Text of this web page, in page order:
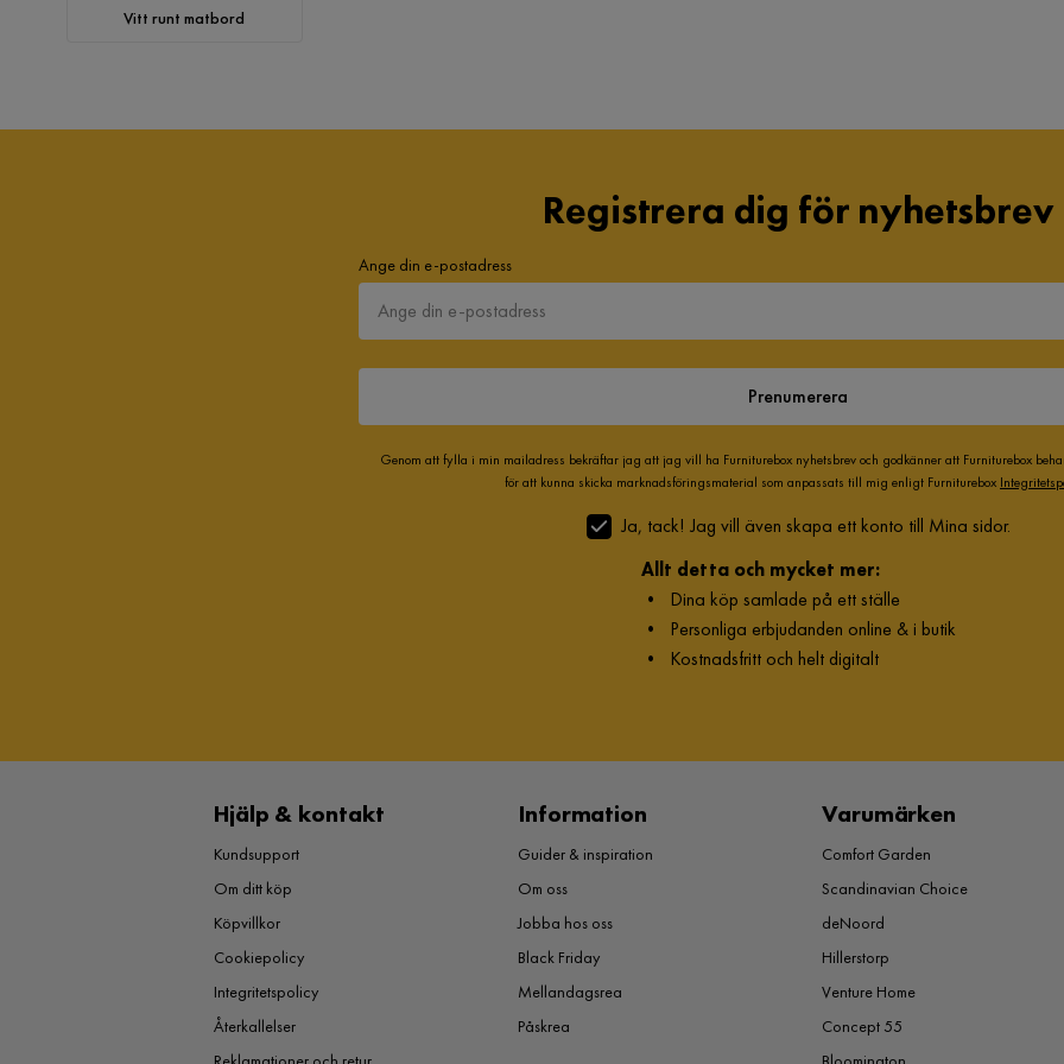
Vitt runt matbord
Registrera dig för nyhetsbrev
Ange din e-postadress
Prenumerera
Genom att fylla i min mailadress bekräftar jag att jag vill ha Furniturebox nyhetsbrev och godkänner att Furniturebox
för att kunna skicka marknadsföringsmaterial som anpassats till mig enligt Furniturebox
Ja, tack! Jag vill även skapa ett konto till Mina sidor.
Allt detta och mycket mer:
• Dina köp samlade på ett ställe
• Personliga erbjudanden online & i butik
• Kostnadsfritt och helt digitalt
Hjälp & kontakt
Kundsupport
Om ditt köp
Köpvillkor
Cookiepolicy
Integritetspolicy
Återkallelser
Information
Guider & inspiration
Om oss
Jobba hos oss
Black Friday
Mellandagsrea
Påskrea
Varumärken
Comfort Garden
Scandinavian Choice
deNoord
Hillerstorp
Venture Home
Concept 55